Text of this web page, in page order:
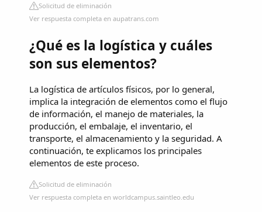
Solicitud de eliminación
Ver respuesta completa en aupatrans.com
¿Qué es la logística y cuáles
son sus elementos?
La logística de artículos físicos, por lo general,
implica la integración de elementos como el flujo
de información, el manejo de materiales, la
producción, el embalaje, el inventario, el
transporte, el almacenamiento y la seguridad. A
continuación, te explicamos los principales
elementos de este proceso.
Solicitud de eliminación
Ver respuesta completa en worldcampus.saintleo.edu